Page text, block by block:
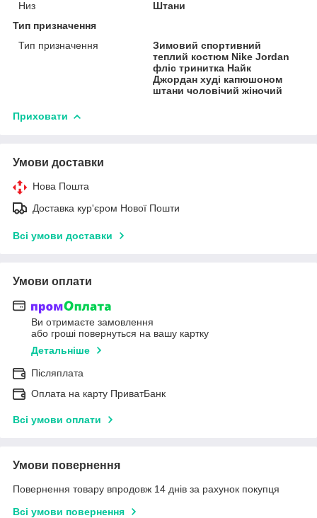
Низ
Штани
Тип призначення
Тип призначення
Зимовий спортивний
теплий костюм Nike Jordan
фліс тринитка Найк
Джордан худі капюшоном
штани чоловічий жіночий
Приховати
Умови доставки
Нова Пошта
Доставка кур'єром Нової Пошти
Всі умови доставки
Умови оплати
Ви отримаєте замовлення
або гроші повернуться на вашу картку
Детальніше
Післяплата
Оплата на карту ПриватБанк
Всі умови оплати
Умови повернення
Повернення товару впродовж 14 днів за рахунок покупця
Всі умови повернення